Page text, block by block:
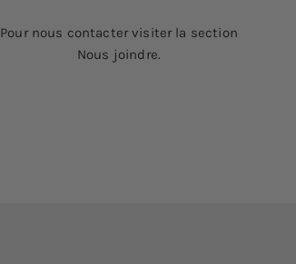
Pour nous contacter visiter la section
Nous joindre.